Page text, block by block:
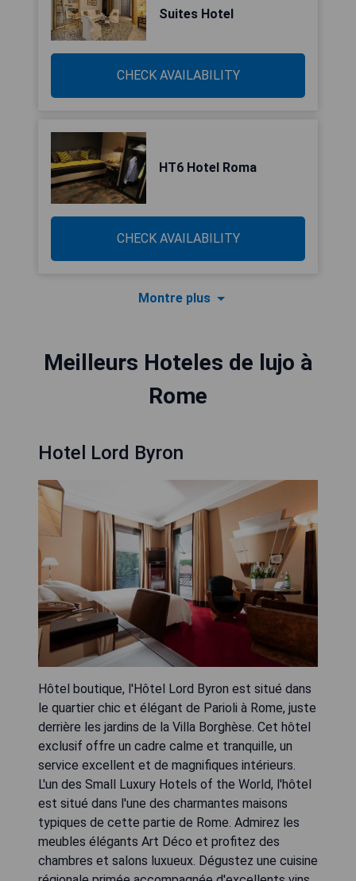
Suites Hotel
CHECK AVAILABILITY
HT6 Hotel Roma
CHECK AVAILABILITY
Montre plus
Meilleurs Hoteles de lujo à
Rome
Hotel Lord Byron
Hôtel boutique, l'Hôtel Lord Byron est situé dans
le quartier chic et élégant de Parioli à Rome, juste
derrière les jardins de la Villa Borghèse. Cet hôtel
exclusif offre un cadre calme et tranquille, un
service excellent et de magnifiques intérieurs.
L'un des Small Luxury Hotels of the World, l'hôtel
est situé dans l'une des charmantes maisons
typiques de cette partie de Rome. Admirez les
meubles élégants Art Déco et profitez des
chambres et salons luxueux. Dégustez une cuisine